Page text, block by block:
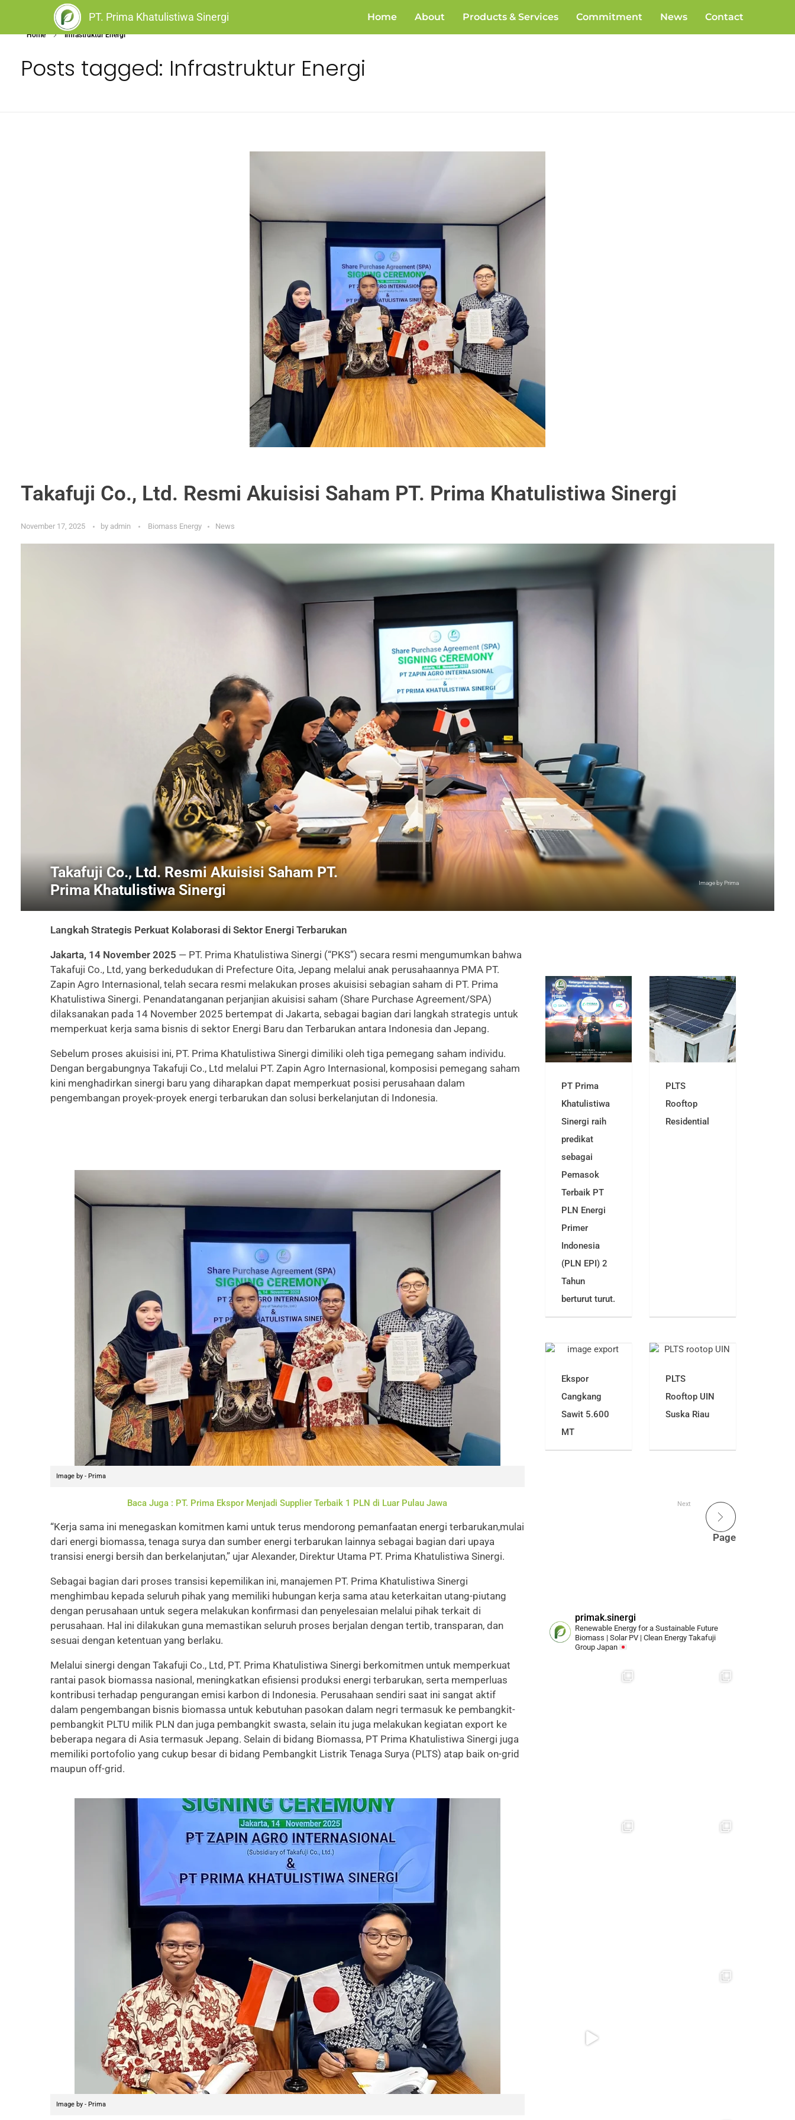
PT. Prima Khatulistiwa Sinergi Home About Products & Services Commitment News Contact
Home Infrastruktur Energi
Posts tagged: Infrastruktur Energi
Takafuji Co., Ltd. Resmi Akuisisi Saham PT. Prima Khatulistiwa Sinergi
November 17, 2025 by admin Biomass Energy News
Takafuji Co., Ltd. Resmi Akuisisi Saham PT.
Prima Khatulistiwa Sinergi
Image by Prima
Langkah Strategis Perkuat Kolaborasi di Sektor Energi Terbarukan
Jakarta, 14 November 2025 — PT. Prima Khatulistiwa Sinergi (“PKS”) secara resmi mengumumkan bahwa
Takafuji Co., Ltd, yang berkedudukan di Prefecture Oita, Jepang melalui anak perusahaannya PMA PT.
Zapin Agro Internasional, telah secara resmi melakukan proses akuisisi sebagian saham di PT. Prima
Khatulistiwa Sinergi. Penandatanganan perjanjian akuisisi saham (Share Purchase Agreement/SPA)
dilaksanakan pada 14 November 2025 bertempat di Jakarta, sebagai bagian dari langkah strategis untuk
memperkuat kerja sama bisnis di sektor Energi Baru dan Terbarukan antara Indonesia dan Jepang.
Sebelum proses akuisisi ini, PT. Prima Khatulistiwa Sinergi dimiliki oleh tiga pemegang saham individu.
Dengan bergabungnya Takafuji Co., Ltd melalui PT. Zapin Agro Internasional, komposisi pemegang saham
kini menghadirkan sinergi baru yang diharapkan dapat memperkuat posisi perusahaan dalam
pengembangan proyek-proyek energi terbarukan dan solusi berkelanjutan di Indonesia.
Image by - Prima
Baca Juga : PT. Prima Ekspor Menjadi Supplier Terbaik 1 PLN di Luar Pulau Jawa
“Kerja sama ini menegaskan komitmen kami untuk terus mendorong pemanfaatan energi terbarukan,mulai
dari energi biomassa, tenaga surya dan sumber energi terbarukan lainnya sebagai bagian dari upaya
transisi energi bersih dan berkelanjutan,” ujar Alexander, Direktur Utama PT. Prima Khatulistiwa Sinergi.
Sebagai bagian dari proses transisi kepemilikan ini, manajemen PT. Prima Khatulistiwa Sinergi
menghimbau kepada seluruh pihak yang memiliki hubungan kerja sama atau keterkaitan utang-piutang
dengan perusahaan untuk segera melakukan konfirmasi dan penyelesaian melalui pihak terkait di
perusahaan. Hal ini dilakukan guna memastikan seluruh proses berjalan dengan tertib, transparan, dan
sesuai dengan ketentuan yang berlaku.
Melalui sinergi dengan Takafuji Co., Ltd, PT. Prima Khatulistiwa Sinergi berkomitmen untuk memperkuat
rantai pasok biomassa nasional, meningkatkan efisiensi produksi energi terbarukan, serta memperluas
kontribusi terhadap pengurangan emisi karbon di Indonesia. Perusahaan sendiri saat ini sangat aktif
dalam pengembangan bisnis biomassa untuk kebutuhan pasokan dalam negri termasuk ke pembangkit-
pembangkit PLTU milik PLN dan juga pembangkit swasta, selain itu juga melakukan kegiatan export ke
beberapa negara di Asia termasuk Jepang. Selain di bidang Biomassa, PT Prima Khatulistiwa Sinergi juga
memiliki portofolio yang cukup besar di bidang Pembangkit Listrik Tenaga Surya (PLTS) atap baik on-grid
maupun off-grid.
Image by - Prima
PT Prima
Khatulistiwa
Sinergi raih
predikat
sebagai
Pemasok
Terbaik PT
PLN Energi
Primer
Indonesia
(PLN EPI) 2
Tahun
berturut turut.
PLTS
Rooftop
Residential
Ekspor
Cangkang
Sawit 5.600
MT
PLTS
Rooftop UIN
Suska Riau
Next
Page
primak.sinergi
Renewable Energy for a Sustainable Future
Biomass | Solar PV | Clean EnergyTakafuji
Group Japan